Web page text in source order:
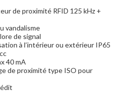
de proximité RFID 125 kHz +
vandalisme
de signal
à l’intérieur ou extérieur IP65
40 mA
de proximité type ISO pour